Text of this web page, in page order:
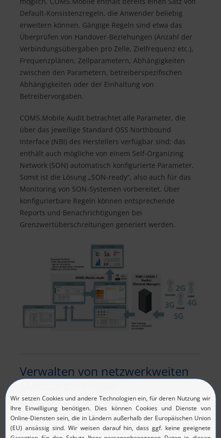
Default-Konsistenzregeln, die Anwender beliebig
erweitern können. Gängige Regeln sind etwa das
Überprüfen von Handover-Beziehungen (Anzahl der
Verbindungsübergaben pro Zelle, Zielfrequenz etc.),
Frequenzplänen, Zellparametern, Abhängigkeiten
zwischen den Parametern, betreiberspezifischen
Abhängigkeiten oder der Einhaltung von
Betreibervorgaben.
COM5.Mobile Audit betrachtet alle Parameter, die
über das jeweilige Standard OSS Northbound
Interface (NBI) des Herstellers verfügbar sind; das
enthält auch mögliche von einem Self-Organizing
Network (SON) automatisch konfigurierte Parameter.
Somit ist die Lösung „SON-ready“, also auch für das
Monitoring von SON-Systemen vorbereitet. Über
konfigurierbare Regeln können entsprechende
Reports und Benachrichtigungen bei
Grenzwertüberschreitungen generiert werden.
Verwalten von netzwerkweiten
Eine weitere wichtige Funktion von COM5.Mobile Audit
ist die Unterstützung von Operator-spezifischen
Default-Werten (Default Templates) über das gesamte